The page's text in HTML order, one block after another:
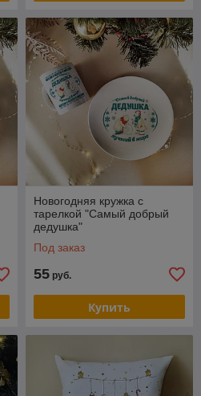
Новогодняя кружка с
тарелкой "Самый добрый
дедушка"
Под заказ
55 руб.
Купить